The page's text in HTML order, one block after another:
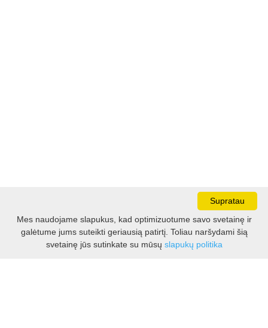
Darbo laikas:
I - V 8.30 - 17.00 val.
Supratau
Mes naudojame slapukus, kad optimizuotume savo svetainę ir
galėtume jums suteikti geriausią patirtį. Toliau naršydami šią
svetainę jūs sutinkate su mūsų slapukų politika